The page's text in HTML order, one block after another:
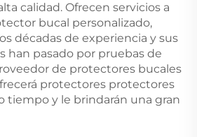
calidad. Ofrecen servicios a
bucal personalizado,
décadas de experiencia y sus
han pasado por pruebas de
de protectores bucales
protectores protectores
tiempo y le brindarán una gran